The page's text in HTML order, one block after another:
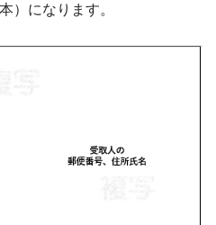
）になります。